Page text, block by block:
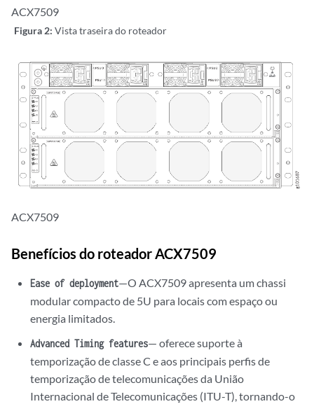
ACX7509
Figura 2: Vista traseira do roteador
ACX7509
Benefícios do roteador ACX7509
Ease of deployment—O ACX7509 apresenta um chassi
modular compacto de 5U para locais com espaço ou
energia limitados.
Advanced Timing features— oferece suporte à
temporização de classe C e aos principais perfis de
temporização de telecomunicações da União
Internacional de Telecomunicações (ITU-T), tornando-o